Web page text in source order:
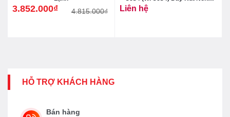
4.815.000₫
Giá
3.852.000₫
Giá
Liên hệ
HỖ TRỢ KHÁCH HÀNG
Bán hàng